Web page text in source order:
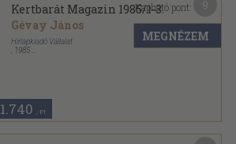
Kertbarát Magazin 1985/1-3.
Gévay János
Hírlapkiadó Vállalat
1985
1.740 ,-Ft
Kapható pont:
MEGNÉZEM